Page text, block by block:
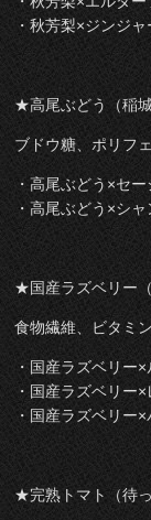
・秋芳梨×ジンジ
★高尾ぶどう（稲城
ブドウ糖、ポリフ
・高尾ぶどう×セ
・高尾ぶどう×シ
★国産ラズベリー
食物繊維、ビタミ
・国産ラズベリ
・国産ラズベリ
・国産ラズベリ
★完熟トマト（待